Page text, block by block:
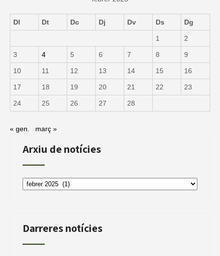
Dl Dt Dc Dj Dv Ds Dg
1 2
3 4 5 6 7 8 9
10 11 12 13 14 15 16
17 18 19 20 21 22 23
24 25 26 27 28
« gen. març »
Arxiu de notícies
Arxiu
de
Darreres notícies